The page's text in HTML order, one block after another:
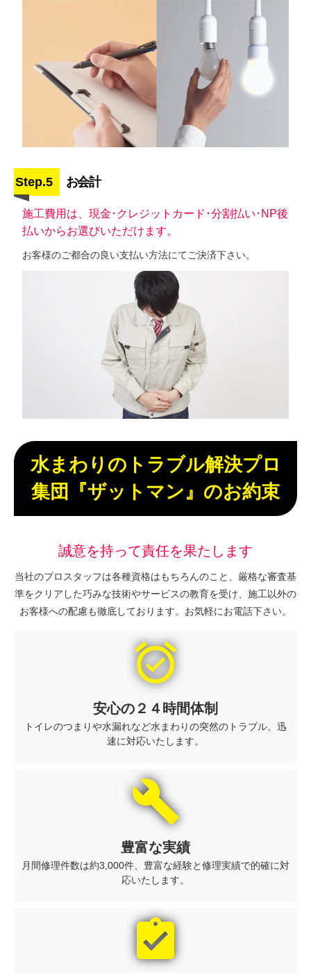
Step.5 お会計
施工費用は、現金･クレジットカード･分割払い･NP後
払いからお選びいただけます。
お客様のご都合の良い支払い方法にてご決済下さい。
水まわりのトラブル解決プロ
集団『ザットマン』のお約束
誠意を持って責任を果たします
当社のプロスタッフは各種資格はもちろんのこと、厳格な審査基
準をクリアした巧みな技術やサービスの教育を受け、施工以外の
お客様への配慮も徹底しております。お気軽にお電話下さい。
alarm_on
安心の２４時間体制
トイレのつまりや水漏れなど水まわりの突然のトラブル。迅
速に対応いたします。
build
豊富な実績
月間修理件数は約3,000件、豊富な経験と修理実績で的確に対
応いたします。
assignment_turned_in